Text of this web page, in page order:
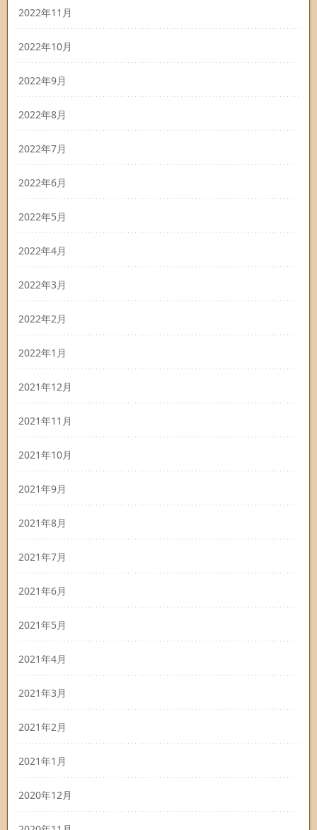
2022年11月
2022年10月
2022年9月
2022年8月
2022年7月
2022年6月
2022年5月
2022年4月
2022年3月
2022年2月
2022年1月
2021年12月
2021年11月
2021年10月
2021年9月
2021年8月
2021年7月
2021年6月
2021年5月
2021年4月
2021年3月
2021年2月
2021年1月
2020年12月